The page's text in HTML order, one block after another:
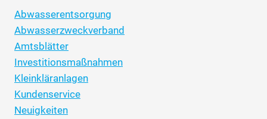
Abwasserentsorgung
Abwasserzweckverband
Amtsblätter
Investitionsmaßnahmen
Kleinkläranlagen
Kundenservice
Neuigkeiten